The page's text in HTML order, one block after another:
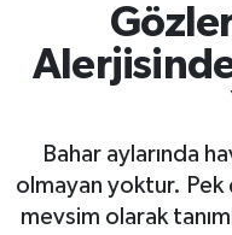
Bahar aylarında
olmayan yoktur. Pek
mevsim olarak
GENEL
YAŞAM
SAĞLIK
LEZETLERİMİZ
Namaz Vakitleri
Trafik Durumu
Puan Durumu ve
Tüm Manşetler